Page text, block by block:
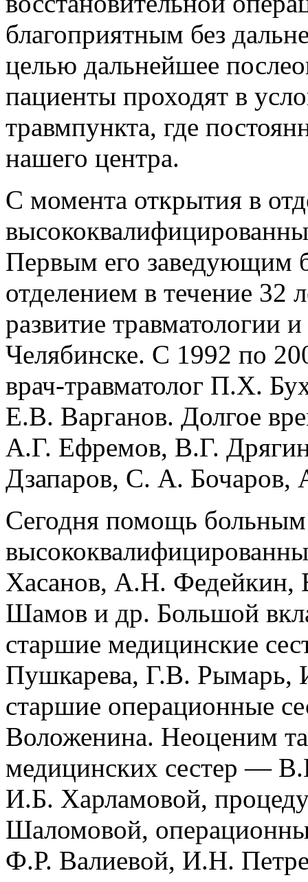
благоприятным без
целью дальнейшее
пациенты проходят в
травмпункта, где
нашего центра.
С момента открытия в
Первым его заведующим
отделением в течение 32
развитие травматологии
Челябинске. С 1992 по
врач-травматолог П.Х.
Е.В. Варганов. Долгое
А.Г. Ефремов, В.Г.
Дзапаров, С. А. Бочаров,
Сегодня помощь
Хасанов, А.Н.
Шамов и др. Большой
старшие медицинские
Пушкарева, Г.В. Рымарь,
старшие операционные
Воложенина. Неоценим
медицинских сестер —
И.Б. Харламовой,
Шаломовой,
Ф.Р. Валиевой, И.Н.